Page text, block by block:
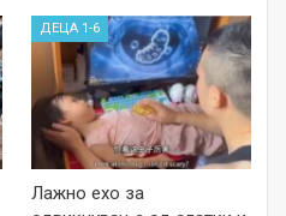
ДЕЦА 1-6
Лажно ехо за